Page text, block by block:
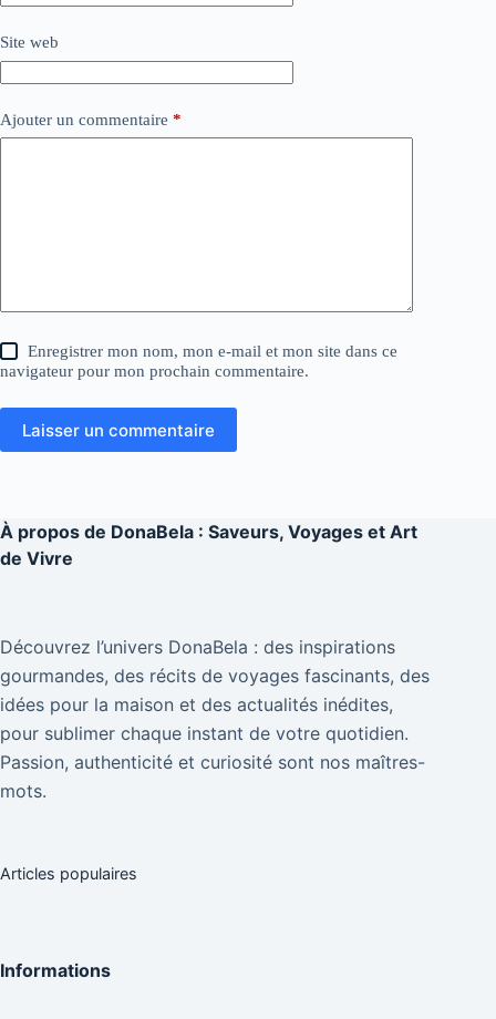
Site web
Ajouter un commentaire *
Enregistrer mon nom, mon e-mail et mon site dans ce
navigateur pour mon prochain commentaire.
Laisser un commentaire
À propos de DonaBela : Saveurs, Voyages et Art
de Vivre
Découvrez l’univers DonaBela : des inspirations
gourmandes, des récits de voyages fascinants, des
idées pour la maison et des actualités inédites,
pour sublimer chaque instant de votre quotidien.
Passion, authenticité et curiosité sont nos maîtres-
mots.
Articles populaires
Informations